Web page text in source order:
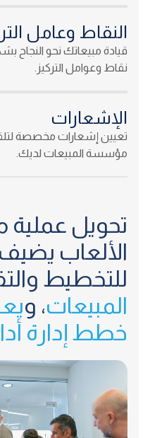
النقاط وعامل
قيادة مبيعاتك نحو النجاح
نقاط وعوامل التركيز.
الإشعارات
تعيين إشعارات مخصصة
مؤسسة المبيعات لديك.
تحويل عملية
الألعاب
للتخطيط
المبيعات، و
خطط إدارة